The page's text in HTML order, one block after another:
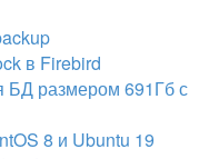
в Firebird
БД размером 691Гб с
8 и Ubuntu 19